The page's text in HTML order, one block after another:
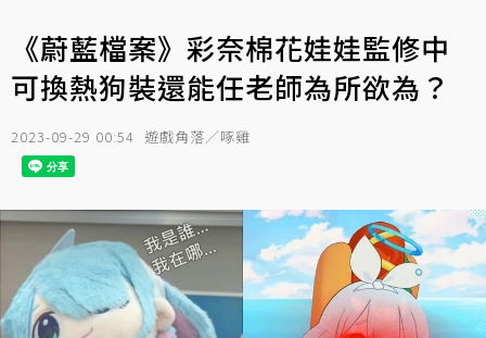
《蔚藍檔案》彩奈棉花娃娃監修中
可換熱狗裝還能任老師為所欲為？
2023-09-29 00:54 遊戲角落／啄雞